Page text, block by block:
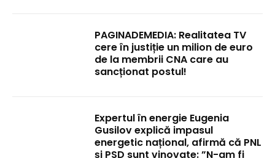
PAGINADEMEDIA: Realitatea TV
cere în justiție un milion de euro
de la membrii CNA care au
sancționat postul!
Expertul în energie Eugenia
Gusilov explică impasul
energetic național, afirmă că PNL
și PSD sunt vinovate: ”N-am fi